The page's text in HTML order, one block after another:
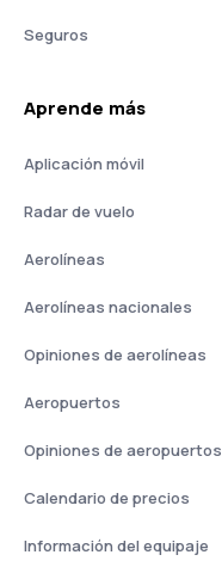
Seguros
Aprende más
Aplicación móvil
Radar de vuelo
Aerolíneas
Aerolíneas nacionales
Opiniones de aerolíneas
Aeropuertos
Opiniones de aeropuertos
Calendario de precios
Información del equipaje